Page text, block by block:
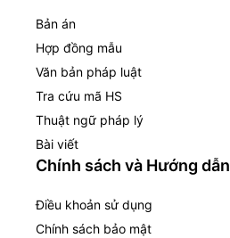
Bản án
Hợp đồng mẫu
Văn bản pháp luật
Tra cứu mã HS
Thuật ngữ pháp lý
Bài viết
Chính sách và Hướng dẫn
Điều khoản sử dụng
Chính sách bảo mật